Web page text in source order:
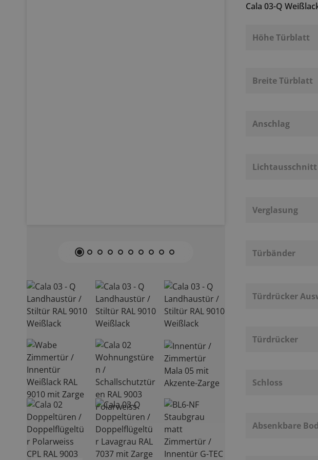
Cala 03-Q
Höhe Türblatt
Breite Türblatt
Anschlag
Lichtausschnitt
Verglasung
Türbänder
Türdrücker
Türdrücker
Schloss
Absenkbare